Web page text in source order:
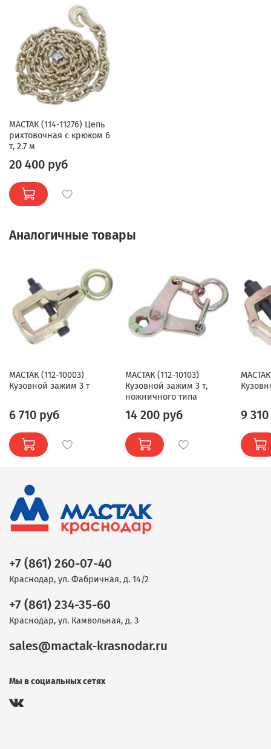
МАСТАК (114-11276) Цепь
рихтовочная с крюком 6
т, 2.7 м
20 400 руб
Аналогичные товары
МАСТАК (112-10003)
Кузовной зажим 3 т
6 710 руб
МАСТАК (112-10103)
Кузовной зажим 3 т,
ножничного типа
14 200 руб
МАСТАК
9
+7 (861) 260-07-40
Краснодар, ул. Фабричная, д. 14/2
+7 (861) 234-35-60
Краснодар, ул. Камвольная, д. 3
sales@mactak-krasnodar.ru
Мы в социальных сетях